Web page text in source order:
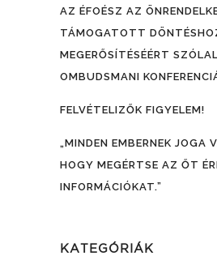
AZ ÉFOÉSZ AZ
TÁMOGATOTT
MEGERŐSÍTÉSÉÉRT
OMBUDSMANI
FELVÉTELIZŐK FIGYELEM!
„MINDEN EMBERNEK JOGA
HOGY MEGÉRTSE AZ ŐT
INFORMÁCIÓKAT.”
KATEGÓRIÁK